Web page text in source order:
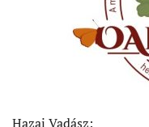
Hazai Vadász: